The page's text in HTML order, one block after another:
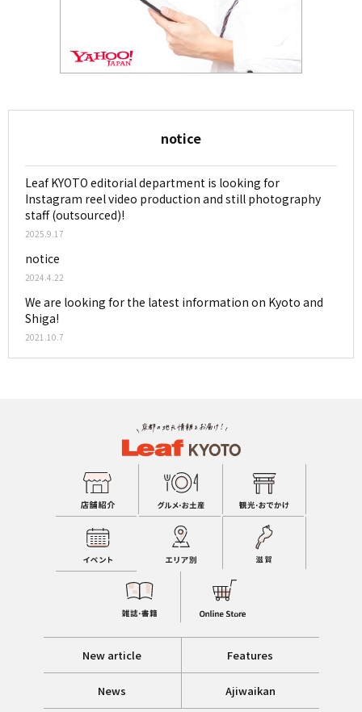
notice
Leaf KYOTO editorial department is looking for
Instagram reel video production and still photography
staff (outsourced)!
2025.9.17
notice
2024.4.22
We are looking for the latest information on Kyoto and
Shiga!
2021.10.7
New article Features
News Ajiwaikan